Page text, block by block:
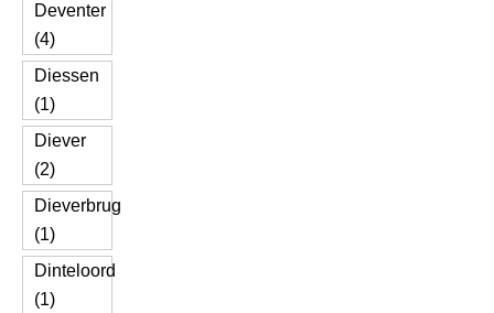
Deventer
(4)
Diessen
(1)
Diever
(2)
Dieverbrug
(1)
Dinteloord
(1)